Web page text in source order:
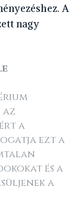
A
nagy
az
a
ezt a
és a
a